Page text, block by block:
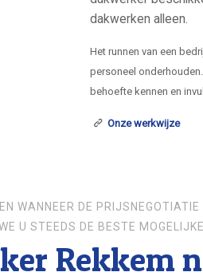
dakwerken alleen.
Het runnen van een
personeel
behoefte kennen en
Onze werkwijze
WANNEER DE PRIJSNEGOTIATIE
U STEEDS DE BESTE
Rekkem